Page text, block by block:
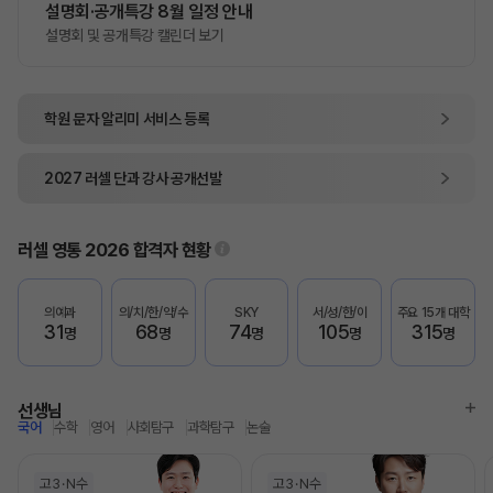
설명회·공개특강 8월 일정 안내
설명회 및 공개특강 캘린더 보기
학원 문자 알리미 서비스 등록
2027 러셀 단과강사 공개선발
러셀 영통 2026 합격자 현황
의예과
31명
의/치/한/약/수
68명
SKY
74명
서/성/한/이
105명
주요 15개 대학
315명
선생님
국어 수학 영어 사회탐구 과학탐구 논술
고3 N수 고3 N수